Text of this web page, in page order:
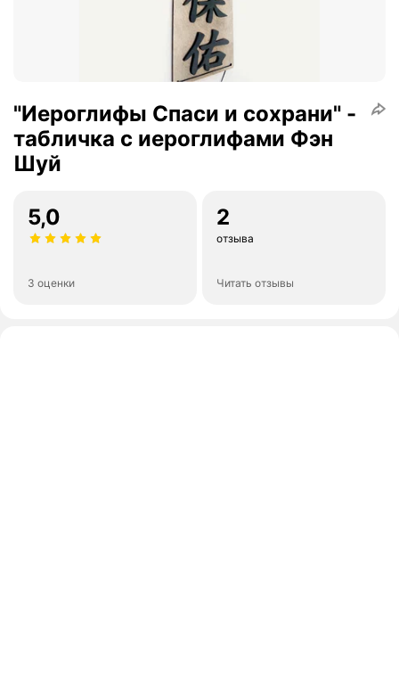
"Иероглифы Спаси и сохрани" -
табличка с иероглифами Фэн
Шуй
5,0
3 оценки
2
отзыва
Читать отзывы